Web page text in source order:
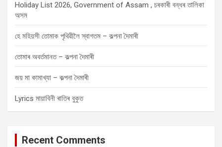
Holiday List 2026, Government of Assam , চৰকাৰী বন্ধৰ তালিকা
অসম
হে মহিয়সী তোমাক পৃথিৱীলৈ স্বাগতম – কল্পনা দৈমাৰী
তোমাৰ অবৰ্তমানত – কল্পনা দৈমাৰী
জয় মা কামাখ্যা – কল্পনা দৈমাৰী
Lyrics মায়াবিনী ৰাতিৰ বুকুত
Recent Comments